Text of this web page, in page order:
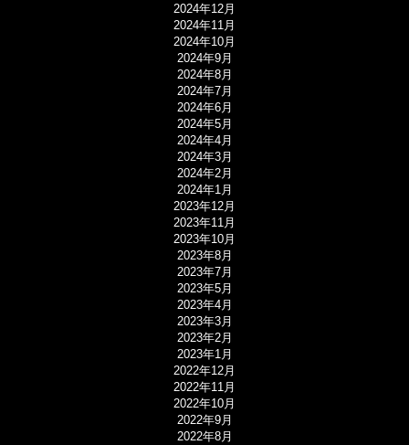
2024年12月
2024年11月
2024年10月
2024年9月
2024年8月
2024年7月
2024年6月
2024年5月
2024年4月
2024年3月
2024年2月
2024年1月
2023年12月
2023年11月
2023年10月
2023年8月
2023年7月
2023年5月
2023年4月
2023年3月
2023年2月
2023年1月
2022年12月
2022年11月
2022年10月
2022年9月
2022年8月